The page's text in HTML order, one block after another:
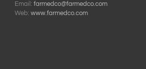
Email: farmedco@farmedco.com
Web: www.farmedco.com